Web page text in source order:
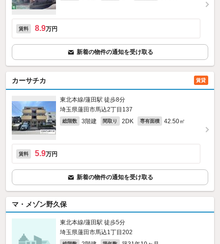
賃料 8.9万円
新着の物件の通知を受け取る
カーサチカ 賃貸
東北本線/蓮田駅 徒歩8分
埼玉県蓮田市馬込2丁目137
総階数 3階建 間取り 2DK 専有面積 42.50㎡
賃料 5.9万円
新着の物件の通知を受け取る
マ・メゾン野久保
東北本線/蓮田駅 徒歩5分
埼玉県蓮田市馬込1丁目202